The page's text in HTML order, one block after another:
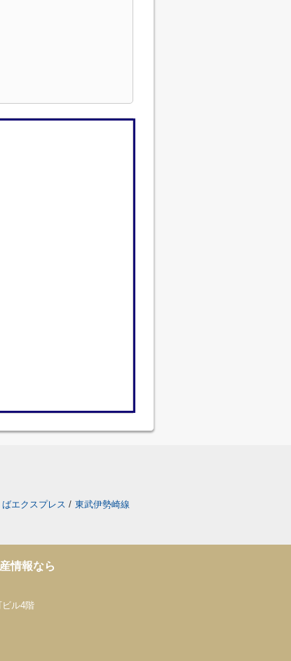
ばエクスプレス / 東武伊勢崎線
情報なら
ル4階